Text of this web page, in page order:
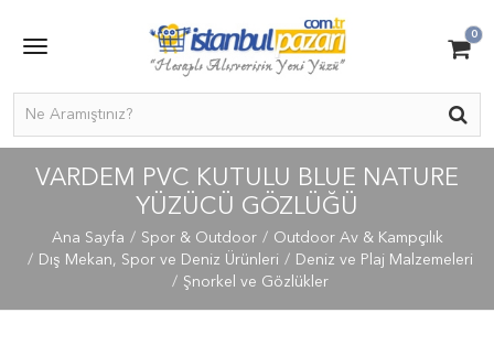
0
VARDEM PVC KUTULU BLUE NATURE
YÜZÜCÜ GÖZLÜĞÜ
Ana Sayfa Spor & Outdoor
Outdoor Av & Kampçılık
Dış Mekan, Spor ve Deniz Ürünleri
Deniz ve Plaj Malzemeleri
Şnorkel ve Gözlükler